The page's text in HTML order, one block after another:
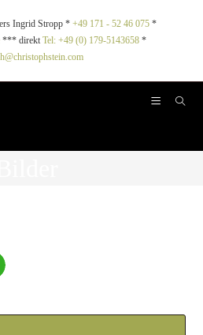
Ingrid Stropp * +49 171 - 52 46 075 *
*** direkt Tel: +49 (0) 179-5143658*